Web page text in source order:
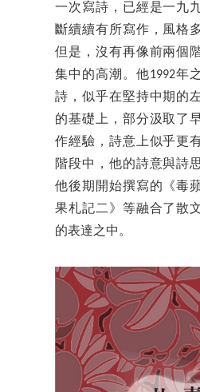
一次寫詩，已經是一九
斷續續有所寫作，風格
但是，沒有再像前兩個
集中的高潮。他1992年
詩，似乎在堅持中期的
的基礎上，部分汲取了
作經驗，詩意上似乎更
階段中，他的詩意與詩
他後期開始撰寫的《毒
果札記二》等融合了散
的表達之中。